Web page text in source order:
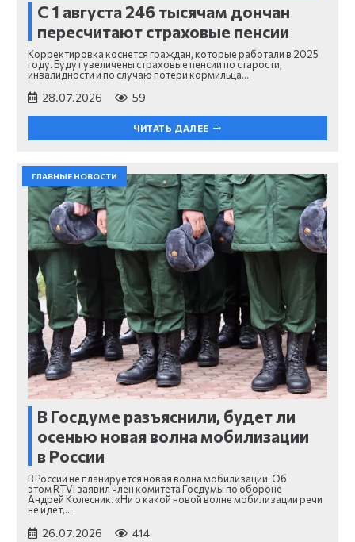
С 1 августа 246 тысячам дончан
пересчитают страховые пенсии
Корректировка коснется граждан, которые работали в 2025
году. Будут увеличены страховые пенсии по старости,
инвалидности и по случаю потери кормильца…
28.07.2026 59
ЧИТАТЬ ДАЛЕЕ
ГЛАВНЫЕ НОВОСТИ
В Госдуме разъяснили, будет ли
осенью новая волна мобилизации
в России
В России не планируется новая волна мобилизации. Об
этом RTVI заявил член комитета Госдумы по обороне
Андрей Колесник. «Ни о какой новой волне мобилизации речи
не идет,…
26.07.2026 414